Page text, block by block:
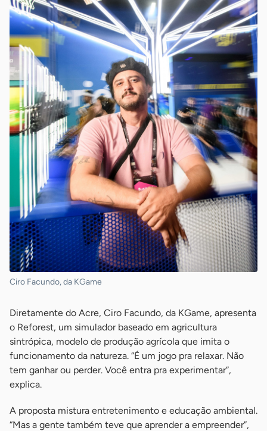
Ciro Facundo, da KGame
Diretamente do Acre, Ciro Facundo, da KGame, apresenta
o Reforest, um simulador baseado em agricultura
sintrópica, modelo de produção agrícola que imita o
funcionamento da natureza. “É um jogo pra relaxar. Não
tem ganhar ou perder. Você entra pra experimentar”,
explica.
A proposta mistura entretenimento e educação ambiental.
“Mas a gente também teve que aprender a empreender”,